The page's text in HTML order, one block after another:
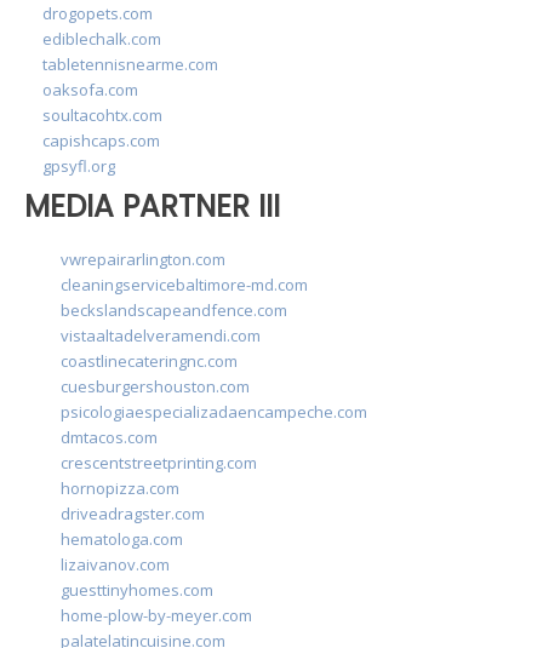
drogopets.com
ediblechalk.com
tabletennisnearme.com
oaksofa.com
soultacohtx.com
capishcaps.com
gpsyfl.org
MEDIA PARTNER III
vwrepairarlington.com
cleaningservicebaltimore-md.com
beckslandscapeandfence.com
vistaaltadelveramendi.com
coastlinecateringnc.com
cuesburgershouston.com
psicologiaespecializadaencampeche.com
dmtacos.com
crescentstreetprinting.com
hornopizza.com
driveadragster.com
hematologa.com
lizaivanov.com
guesttinyhomes.com
home-plow-by-meyer.com
palatelatincuisine.com